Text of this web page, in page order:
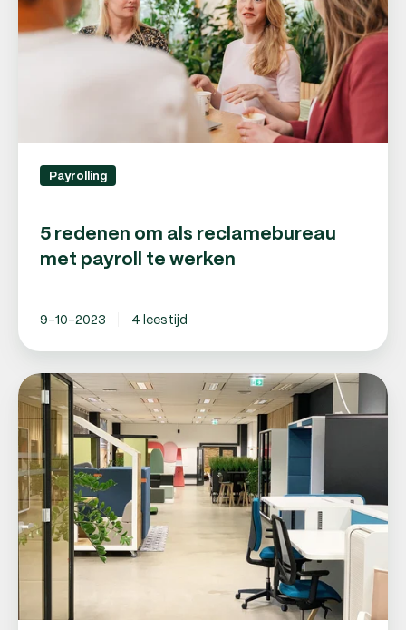
met
payroll
Payrolling
5 redenen om als reclamebureau
met payroll te werken
9-10-2023 4 leestijd
Personeel
aannemen:
Mikomax
samen
Mettom!